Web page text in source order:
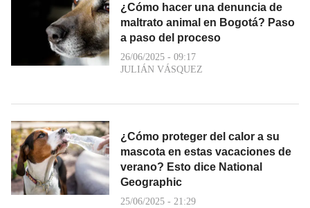
¿Cómo hacer una denuncia de
maltrato animal en Bogotá? Paso
a paso del proceso
26/06/2025 - 09:17
JULIÁN VÁSQUEZ
¿Cómo proteger del calor a su
mascota en estas vacaciones de
verano? Esto dice National
Geographic
25/06/2025 - 21:29